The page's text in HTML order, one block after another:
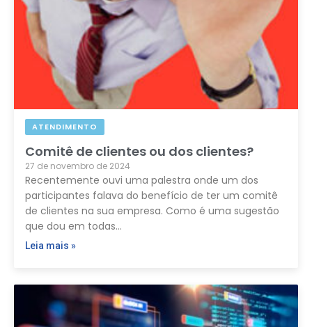
ATENDIMENTO
Comitê de clientes ou dos clientes?
27 de novembro de 2024
Recentemente ouvi uma palestra onde um dos
participantes falava do benefício de ter um comitê
de clientes na sua empresa. Como é uma sugestão
que dou em todas…
Leia mais »